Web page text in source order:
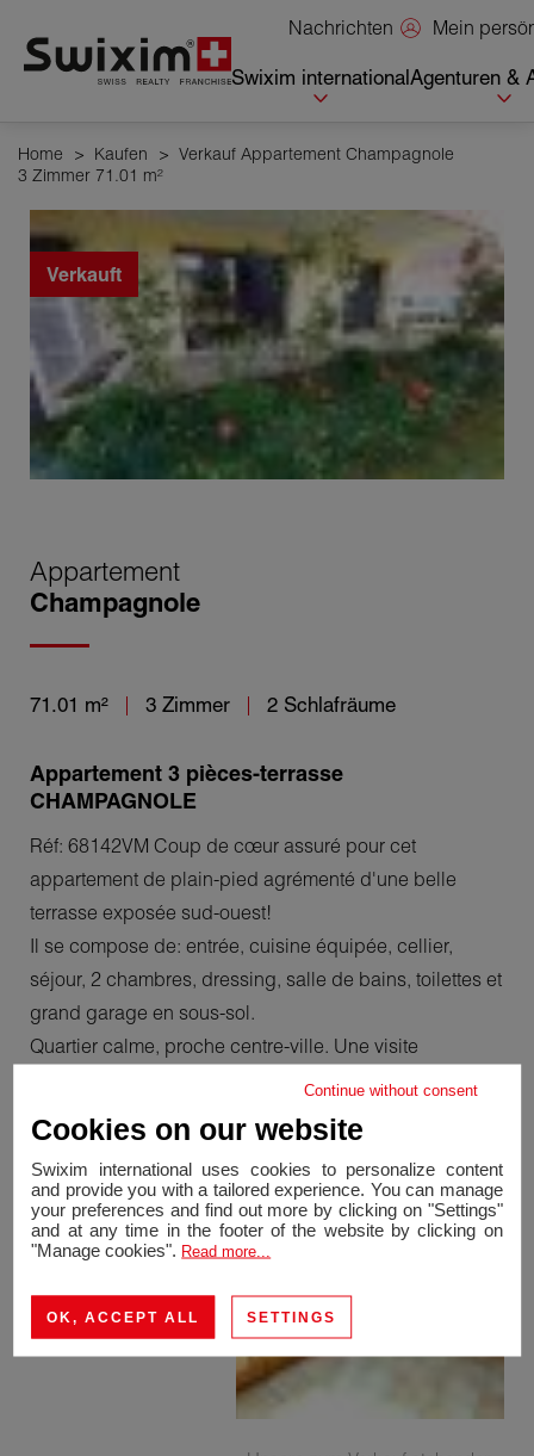
Nachrichten Mein
Swixim internationalAgenturen &
Home > Kaufen > Verkauf Appartement Champagnole
3 Zimmer 71.01 m²
Verkauft
Appartement
Champagnole
71.01 m² 3 Zimmer 2 Schlafräume
Appartement 3 pièces-terrasse
CHAMPAGNOLE
Réf: 68142VM Coup de cœur assuré pour cet
appartement de plain-pied agrémenté d'une belle
terrasse exposée sud-ouest!
Il se compose de: entrée, cuisine équipée, cellier,
séjour, 2 chambres, dressing, salle de bains, toilettes et
grand garage en sous-sol.
Quartier calme, proche centre-ville. Une visite
Continue without consent
Cookies on our website
Swixim international uses cookies to personalize content
and provide you with a tailored experience. You can manage
your preferences and find out more by clicking on "Settings"
and at any time in the footer of the website by clicking on
"Manage cookies". Read more...
OK, ACCEPT ALL SETTINGS